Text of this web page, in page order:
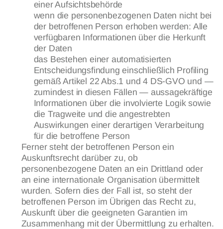
einer Aufsichtsbehörde
wenn die personenbezogenen Daten nicht bei
der betroffenen Person erhoben werden: Alle
verfügbaren Informationen über die Herkunft
der Daten
das Bestehen einer automatisierten
Entscheidungsfindung einschließlich Profiling
gemäß Artikel 22 Abs.1 und 4 DS-GVO und —
zumindest in diesen Fällen — aussagekräftige
Informationen über die involvierte Logik sowie
die Tragweite und die angestrebten
Auswirkungen einer derartigen Verarbeitung
für die betroffene Person
Ferner steht der betroffenen Person ein
Auskunftsrecht darüber zu, ob
personenbezogene Daten an ein Drittland oder
an eine internationale Organisation übermittelt
wurden. Sofern dies der Fall ist, so steht der
betroffenen Person im Übrigen das Recht zu,
Auskunft über die geeigneten Garantien im
Zusammenhang mit der Übermittlung zu erhalten.